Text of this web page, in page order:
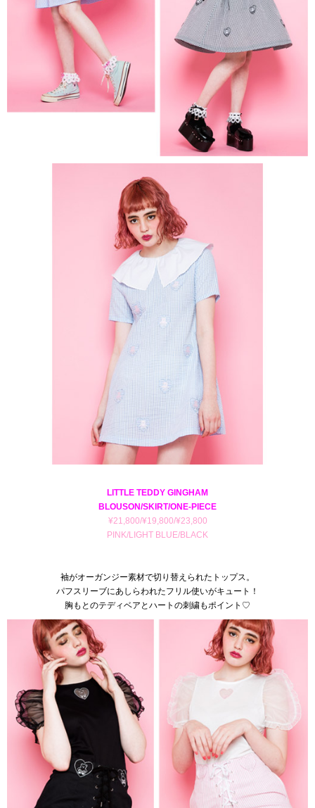
LITTLE TEDDY GINGHAM
BLOUSON/SKIRT/ONE-PIECE
¥21,800/¥19,800/¥23,800
PINK/LIGHT BLUE/BLACK
袖がオーガンジー素材で切り替えられたトップス。
パフスリーブにあしらわれたフリル使いがキュート！
胸もとのテディベアとハートの刺繍もポイント♡